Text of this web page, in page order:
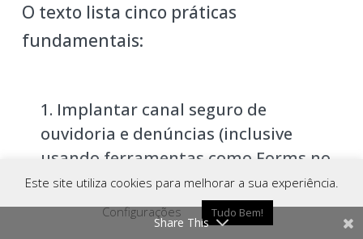
O texto lista cinco práticas
fundamentais:
Implantar canal seguro de
ouvidoria e denúncias (inclusive
usando ferramentas como Forms no
ecossistema Microsoft 365).
Treinamento recorrente e cultura
de segurança (reduzindo negligência
Ligar Whatsapp
Este site utiliza cookies para melhorar a sua experiência.
Configurações
Tudo Bem!
Share This